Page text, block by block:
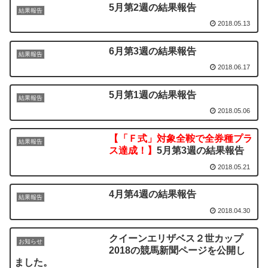
結果報告 5月第2週の結果報告
2018.05.13
結果報告 6月第3週の結果報告
2018.06.17
結果報告 5月第1週の結果報告
2018.05.06
結果報告
【「Ｆ式」対象全鞍で全券種プラ
ス達成！】5月第3週の結果報告
2018.05.21
結果報告 4月第4週の結果報告
2018.04.30
お知らせ
クイーンエリザベス２世カップ
2018の競馬新聞ページを公開し
ました。